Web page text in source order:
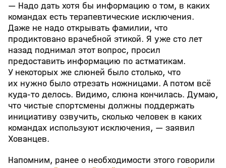
— Надо дать хотя бы информацию о том, в каких
командах есть терапевтические исключения.
Даже не надо открывать фамилии, что
продиктовано врачебной этикой. Я уже сто лет
назад поднимал этот вопрос, просил
предоставить информацию по астматикам.
У некоторых же слюней было столько, что
их нужно было отрезать ножницами. А потом всё
куда-то делось. Видимо, слюна кончилась. Думаю,
что чистые спортсмены должны поддержать
инициативу озвучить, сколько человек в каких
командах используют исключения, — заявил
Хованцев.
Напомним, ранее о необходимости этого говорили